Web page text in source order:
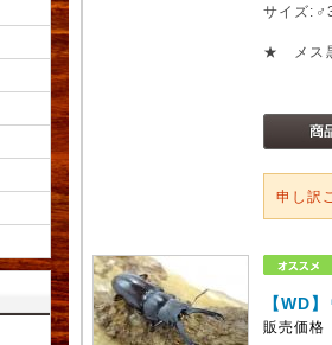
サイズ
★ メス
申し訳
【WD
販売価格